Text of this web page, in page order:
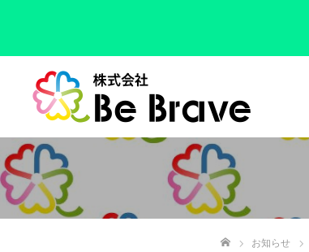
お知らせ